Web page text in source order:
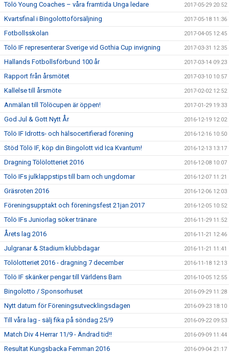
Tölö Young Coaches – våra framtida Unga ledare 2017-05-29 20:52
Kvartsfinal i Bingolottoförsäljning 2017-05-18 11:36
Fotbollsskolan 2017-04-05 12:45
Tölö IF representerar Sverige vid Gothia Cup invigning 2017-03-31 12:35
Hallands Fotbollsförbund 100 år 2017-03-14 09:23
Rapport från årsmötet 2017-03-10 10:57
Kallelse till årsmöte 2017-02-02 12:52
Anmälan till Tölöcupen är öppen! 2017-01-29 19:33
God Jul & Gott Nytt År 2016-12-19 12:02
Tölö IF Idrotts- och hälsocertifierad förening 2016-12-16 10:50
Stöd Tölö IF, köp din Bingolott vid Ica Kvantum! 2016-12-13 13:17
Dragning Tölölotteriet 2016 2016-12-08 10:07
Tölö IFs julklappstips till barn och ungdomar 2016-12-07 11:21
Gräsroten 2016 2016-12-06 12:03
Föreningsupptakt och föreningsfest 21jan 2017 2016-12-05 10:52
Tölö IFs Juniorlag söker tränare 2016-11-29 11:52
Årets lag 2016 2016-11-21 12:46
Julgranar & Stadium klubbdagar 2016-11-21 11:41
Tölölotteriet 2016 - dragning 7 december 2016-11-18 12:13
Tölö IF skänker pengar till Världens Barn 2016-10-05 12:55
Bingolotto / Sponsorhuset 2016-09-29 11:28
Nytt datum för Föreningsutvecklingsdagen 2016-09-23 18:10
Till våra lag - sälj fika på söndag 25/9 2016-09-22 09:53
Match Div 4 Herrar 11/9 - Ändrad tid!! 2016-09-09 11:44
Resultat Kungsbacka Femman 2016 2016-09-04 21:17